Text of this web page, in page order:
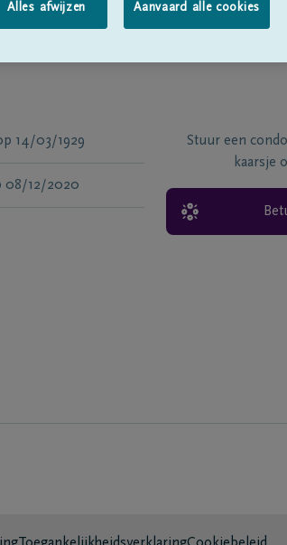
14/03/1929
08/12/2020
Stuur een
kaarsje
Alles afwijzen Aanvaard alle cookies